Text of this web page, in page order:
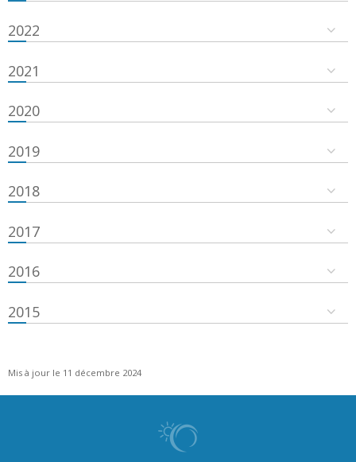
2022
2021
2020
2019
2018
2017
2016
2015
Mis à jour le 11 décembre 2024